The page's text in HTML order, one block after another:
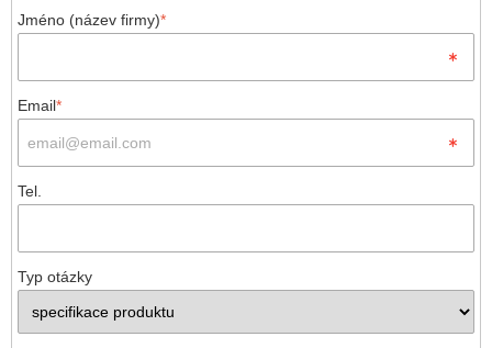
Jméno (název firmy)*
Email*
Tel.
Typ otázky